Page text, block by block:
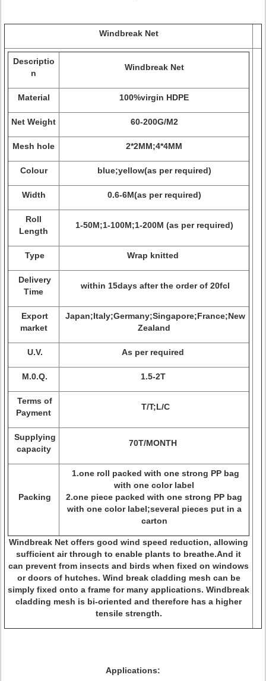
Windbreak Net
Descriptio
n
Windbreak Net
Material 100%virgin HDPE
Net Weight 60-200G/M2
Mesh hole 2*2MM;4*4MM
Colour blue;yellow(as per required)
Width 0.6-6M(as per required)
Roll
Length
1-50M;1-100M;1-200M (as per required)
Type Wrap knitted
Delivery
Time
within 15days after the order of 20fcl
Export
market
Japan;Italy;Germany;Singapore;France;New
Zealand
U.V. As per required
M.0.Q. 1.5-2T
Terms of
Payment
T/T;L/C
Supplying
capacity
70T/MONTH
Packing
1.one roll packed with one strong PP bag
with one color label
2.one piece packed with one strong PP bag
with one color label;several pieces put in a
carton
Windbreak Net offers good wind speed reduction, allowing
sufficient air through to enable plants to breathe.And it
can prevent from insects and birds when fixed on windows
or doors of hutches. Wind break cladding mesh can be
simply fixed onto a frame for many applications. Windbreak
cladding mesh is bi-oriented and therefore has a higher
tensile strength.
Applications: